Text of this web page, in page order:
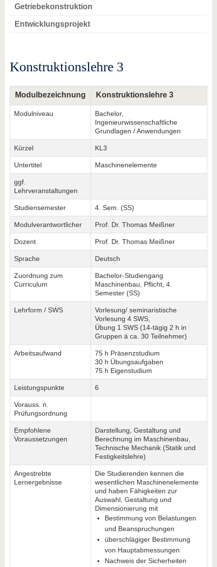
Getriebekonstruktion
Entwicklungsprojekt
Konstruktionslehre 3
Modulbezeichnung Konstruktionslehre 3
Modulniveau
Bachelor,
Ingenieurwissenschaftliche
Grundlagen / Anwendungen
Kürzel KL3
Untertitel Maschinenelemente
ggf.
Lehrveranstaltungen
Studiensemester 4. Sem. (SS)
Modulverantwortlicher Prof. Dr. Thomas Meißner
Dozent Prof. Dr. Thomas Meißner
Sprache Deutsch
Zuordnung zum
Curriculum
Bachelor-Studiengang
Maschinenbau, Pflicht, 4.
Semester (SS)
Lehrform / SWS
Vorlesung/ seminaristische
Vorlesung 4 SWS,
Übung 1 SWS (14-tägig 2 h in
Gruppen á ca. 30 Teilnehmer)
Arbeitsaufwand
75 h Präsenzstudium
30 h Übungsaufgaben
75 h Eigenstudium
Leistungspunkte 6
Vorauss. n.
Prüfungsordnung
Empfohlene
Voraussetzungen
Darstellung, Gestaltung und
Berechnung im Maschinenbau,
Technische Mechanik (Statik und
Festigkeitslehre)
Angestrebte
Lernergebnisse
Die Studierenden kennen die
wesentlichen Maschinenelemente
und haben Fähigkeiten zur
Auswahl, Gestaltung und
Dimensionierung mit
Bestimmung von Belastungen
und Beanspruchungen
überschlägiger Bestimmung
von Hauptabmessungen
Nachweis der Sicherheiten